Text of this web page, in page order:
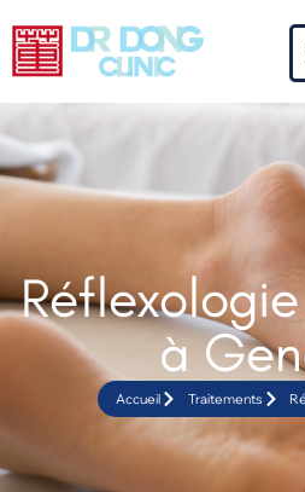
à
Accueil Traitements